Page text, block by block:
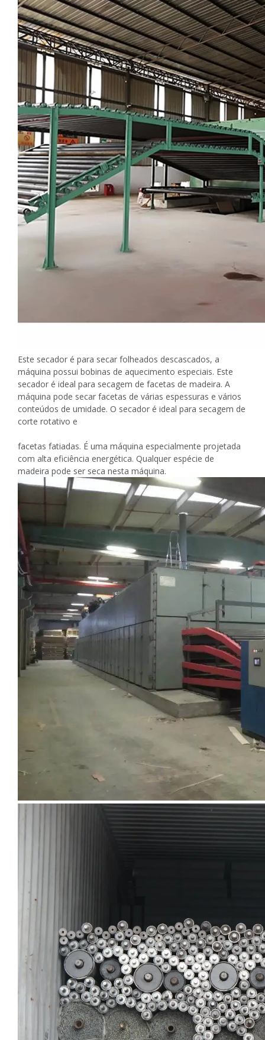
Este secador é para secar folheados descascados, a
máquina possui bobinas de aquecimento especiais. Este
secador é ideal para secagem de facetas de madeira. A
máquina pode secar facetas de várias espessuras e vários
conteúdos de umidade. O secador é ideal para secagem de
corte rotativo e
facetas fatiadas. É uma máquina especialmente projetada
com alta eficiência energética. Qualquer espécie de
madeira pode ser seca nesta máquina.